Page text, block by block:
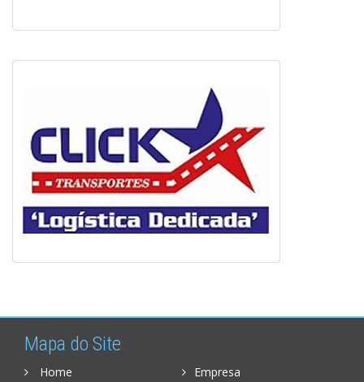
Mapa do Site
Home Empresa